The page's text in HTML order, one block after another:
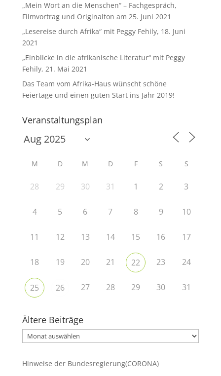
„Mein Wort an die Menschen“ – Fachgespräch,
Filmvortrag und Originalton am 25. Juni 2021
„Lesereise durch Afrika“ mit Peggy Fehily, 18. Juni
2021
„Einblicke in die afrikanische Literatur“ mit Peggy
Fehily, 21. Mai 2021
Das Team vom Afrika-Haus wünscht schöne
Feiertage und einen guten Start ins Jahr 2019!
Veranstaltungsplan
M D M D F S S
28 29 30 31 1 2 3
4 5 6 7 8 9 10
11 12 13 14 15 16 17
18 19 20 21 22 23 24
25 26 27 28 29 30 31
Ältere Beiträge
Ältere
Beiträge
Hinweise der Bundesregierung(CORONA)